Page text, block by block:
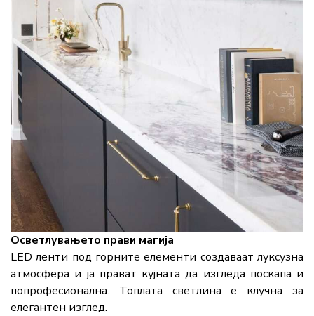
Осветлувањето прави магија
LED ленти под горните елементи создаваат луксузна
атмосфера и ја прават кујната да изгледа поскапа и
попрофесионална. Топлата светлина е клучна за
елегантен изглед.